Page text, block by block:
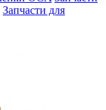
Запчасти для